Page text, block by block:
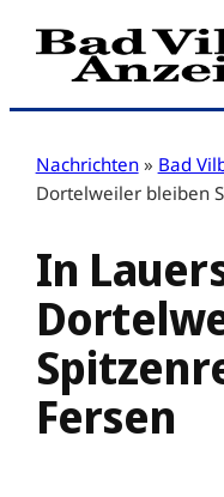
Zum
Inhalt
Nachrichten » Bad
Dortelweiler bleiben
In
Fersen